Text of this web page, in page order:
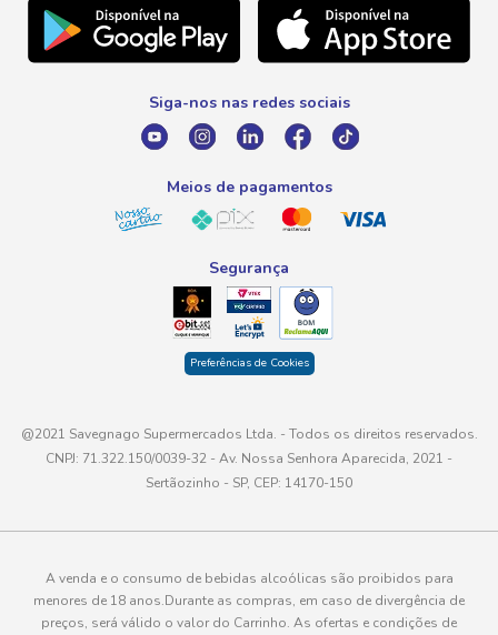
Promoção Fim de Ano
Telefone
0800 016 6680
atendimento@savegnago.com.br
Siga-nos nas redes sociais
Meios de pagamentos
Segurança
Preferências de Cookies
@2021 Savegnago Supermercados Ltda. - Todos os direitos reservados.
CNPJ: 71.322.150/0039-32 - Av. Nossa Senhora Aparecida, 2021 -
Sertãozinho - SP, CEP: 14170-150
A venda e o consumo de bebidas alcoólicas são proibidos para
menores de 18 anos.Durante as compras, em caso de divergência de
preços, será válido o valor do Carrinho. As ofertas e condições de